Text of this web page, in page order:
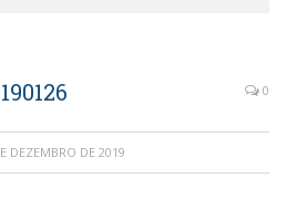
0
DEZEMBRO DE 2019